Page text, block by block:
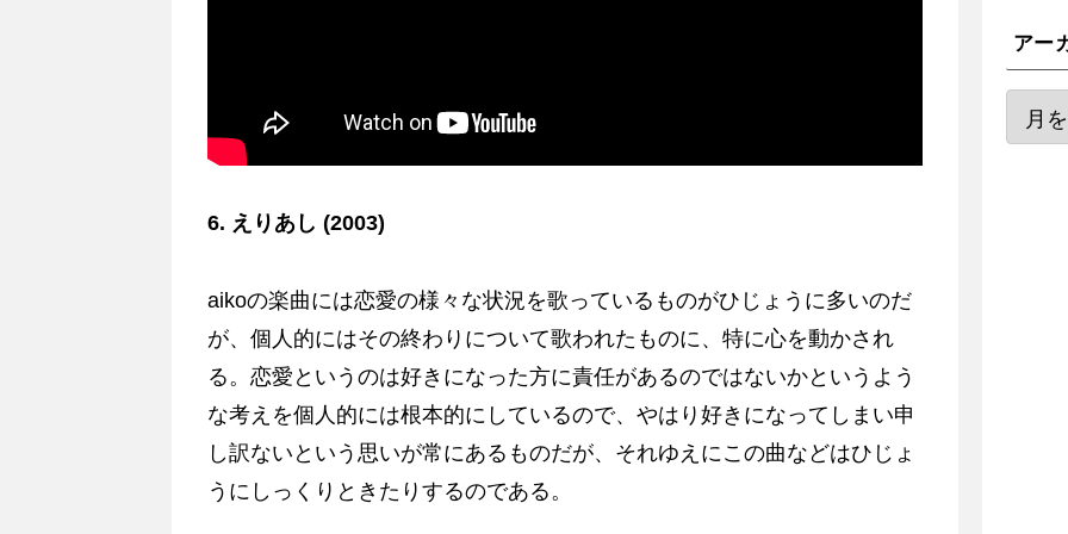
6. えりあし (2003)
aikoの楽曲には恋愛の様々な状況を歌っているものがひじょうに多いのだ
が、個人的にはその終わりについて歌われたものに、特に心を動かされ
る。恋愛というのは好きになった方に責任があるのではないかというよう
な考えを個人的には根本的にしているので、やはり好きになってしまい申
し訳ないという思いが常にあるものだが、それゆえにこの曲などはひじょ
うにしっくりときたりするのである。
アー